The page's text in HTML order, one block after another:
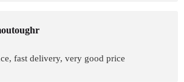
fast delivery, very good price